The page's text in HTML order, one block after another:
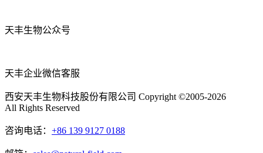
天丰生物公众号
天丰企业微信客服
西安天丰生物科技股份有限公司 Copyright ©2005-2026
All Rights Reserved
咨询电话： +86 139 9127 0188